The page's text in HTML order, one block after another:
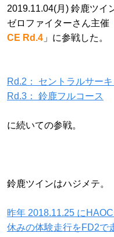
2019.11.04(月) 鈴鹿ツイ
ゼロファイターさん主催
CE Rd.4 」に参戦した。
Rd.2： セントラルサーキ
Rd.3： 鈴鹿フルコース
に続いての参戦。
鈴鹿ツインはハジメテ。
昨年 2018.11.25 に
休みの体験走行をFD2で